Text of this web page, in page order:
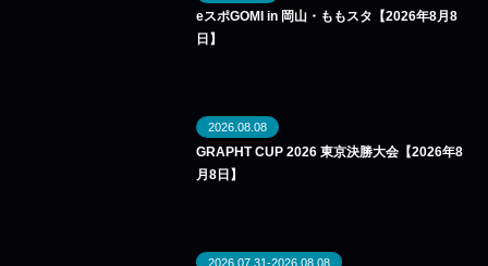
eスポGOMI in 岡山・ももスタ【2026年8月8
日】
2026.08.08
GRAPHT CUP 2026 東京決勝大会【2026年8
月8日】
2026.07.31-2026.08.08